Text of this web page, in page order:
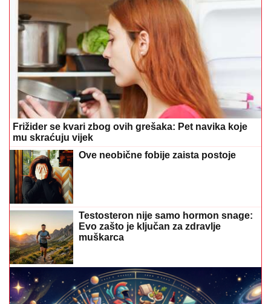
Frižider se kvari zbog ovih grešaka: Pet navika koje
mu skraćuju vijek
Ove neobične fobije zaista postoje
Testosteron nije samo hormon snage:
Evo zašto je ključan za zdravlje
muškarca